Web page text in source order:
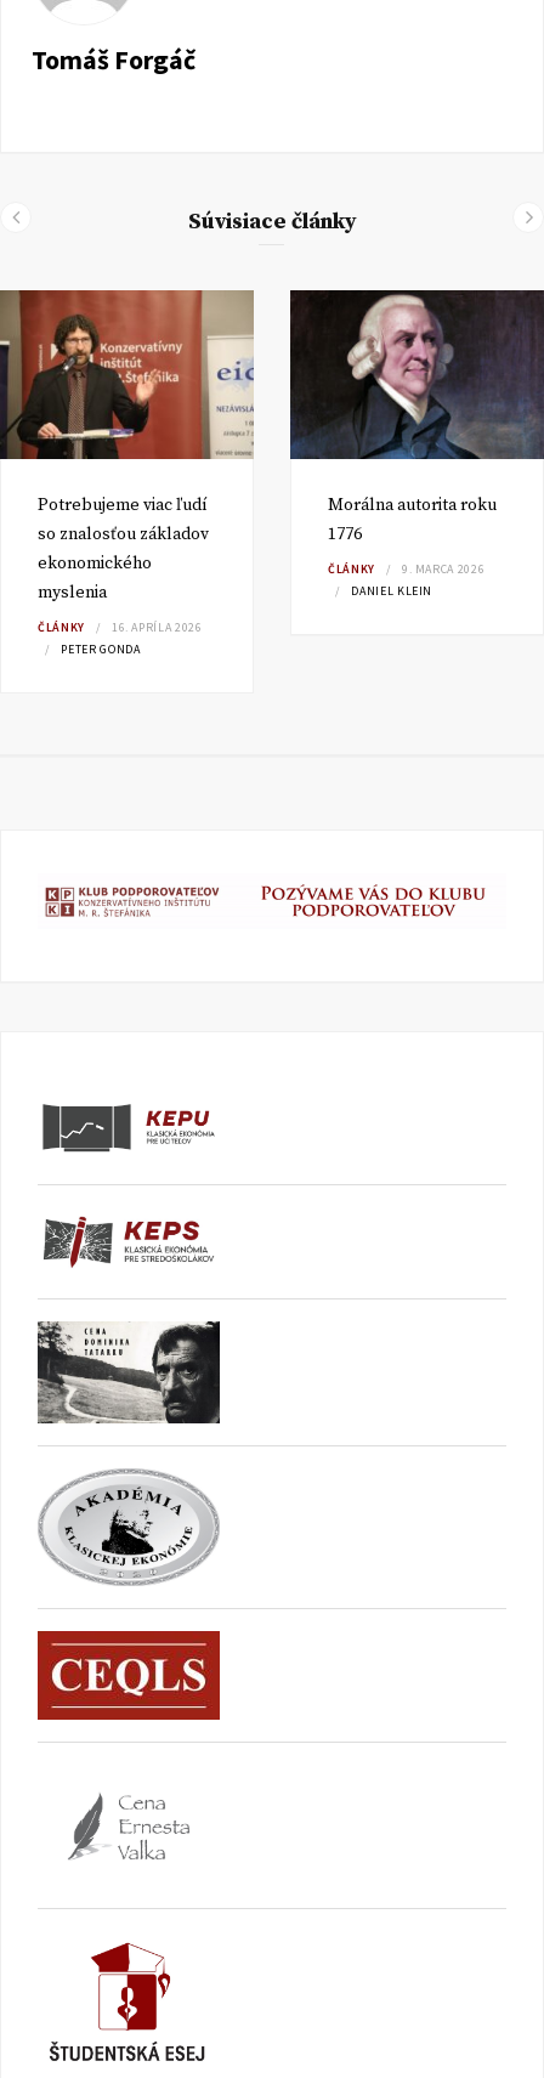
Tomáš Forgáč
Súvisiace články
Potrebujeme viac ľudí
so znalosťou základov
ekonomického
myslenia
ČLÁNKY
16. APRÍLA 2026
PETER GONDA
Morálna autorita roku
1776
ČLÁNKY
9. MARCA 2026
DANIEL KLEIN